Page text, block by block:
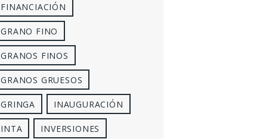
FINANCIACIÓN
GRANO FINO
GRANOS FINOS
GRANOS GRUESOS
GRINGA INAUGURACIÓN
INTA INVERSIONES